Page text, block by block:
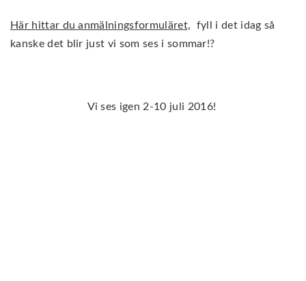
Här hittar du anmälningsformuläret, fyll i det idag så
kanske det blir just vi som ses i sommar!?
Vi ses igen 2-10 juli 2016!